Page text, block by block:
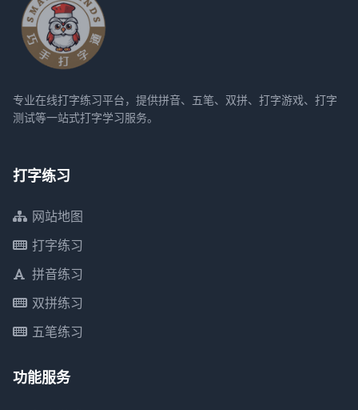
专业在线打字练习平台，提供拼音、五笔、双拼、打字游戏、打字
测试等一站式打字学习服务。
打字练习
网站地图
打字练习
拼音练习
双拼练习
五笔练习
功能服务